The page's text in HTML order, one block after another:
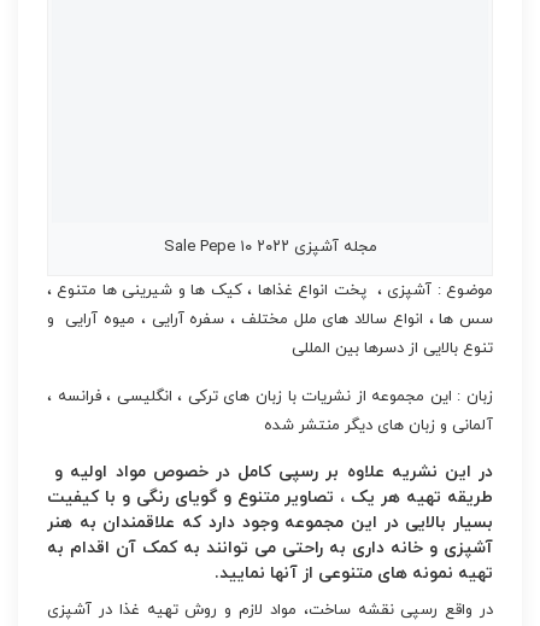
مجله آشپزی Sale Pepe ۱۰ ۲۰۲۲
موضوع : آشپزی ، پخت انواع غذاها ، کیک ها و شیرینی ها متنوع ،
سس ها ، انواع سالاد های ملل مختلف ، سفره آرایی ، میوه آرایی و
تنوع بالایی از دسرها بین المللی
زبان : این مجموعه از نشریات با زبان های ترکی ، انگلیسی ، فرانسه ،
آلمانی و زبان های دیگر منتشر شده
در این نشریه علاوه بر رسپی کامل در خصوص مواد اولیه و
طریقه تهیه هر یک ، تصاویر متنوع و گویای رنگی و با کیفیت
بسیار بالایی در این مجموعه وجود دارد که علاقمندان به هنر
آشپزی و خانه داری به راحتی می توانند به کمک آن اقدام به
تهیه نمونه های متنوعی از آنها نمایید.
در واقع رسپی نقشه ساخت، مواد لازم و روش تهیه غذا در آشپزی